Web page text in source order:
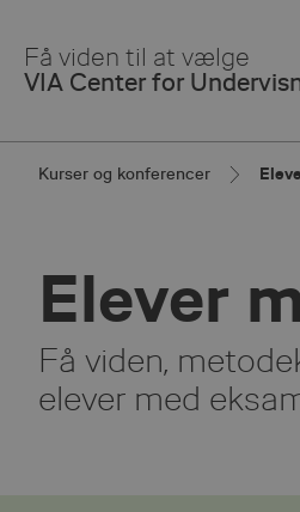
Main
Content
Få viden til at vælge
VIA Center for
Kurser og konferencer
Elever
Få viden,
elever med